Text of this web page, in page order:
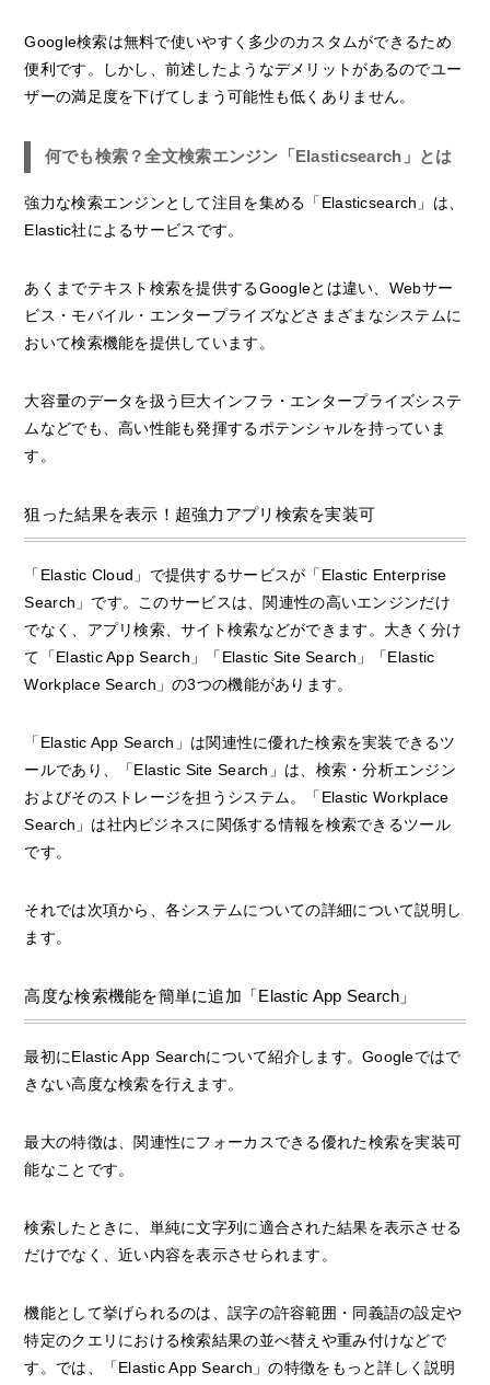
Google検索は無料で使いやすく多少のカスタムができるため
便利です。しかし、前述したようなデメリットがあるのでユー
ザーの満足度を下げてしまう可能性も低くありません。
何でも検索？全文検索エンジン「Elasticsearch」とは
強力な検索エンジンとして注目を集める「Elasticsearch」は、
Elastic社によるサービスです。
あくまでテキスト検索を提供するGoogleとは違い、Webサー
ビス・モバイル・エンタープライズなどさまざまなシステムに
おいて検索機能を提供しています。
大容量のデータを扱う巨大インフラ・エンタープライズシステ
ムなどでも、高い性能も発揮するポテンシャルを持っていま
す。
狙った結果を表示！超強力アプリ検索を実装可
「Elastic Cloud」で提供するサービスが「Elastic Enterprise
Search」です。このサービスは、関連性の高いエンジンだけ
でなく、アプリ検索、サイト検索などができます。大きく分け
て「Elastic App Search」「Elastic Site Search」「Elastic
Workplace Search」の3つの機能があります。
「Elastic App Search」は関連性に優れた検索を実装できるツ
ールであり、「Elastic Site Search」は、検索・分析エンジン
およびそのストレージを担うシステム。「Elastic Workplace
Search」は社内ビジネスに関係する情報を検索できるツール
です。
それでは次項から、各システムについての詳細について説明し
ます。
高度な検索機能を簡単に追加「Elastic App Search」
最初にElastic App Searchについて紹介します。Googleではで
きない高度な検索を行えます。
最大の特徴は、関連性にフォーカスできる優れた検索を実装可
能なことです。
検索したときに、単純に文字列に適合された結果を表示させる
だけでなく、近い内容を表示させられます。
機能として挙げられるのは、誤字の許容範囲・同義語の設定や
特定のクエリにおける検索結果の並べ替えや重み付けなどで
す。では、「Elastic App Search」の特徴をもっと詳しく説明